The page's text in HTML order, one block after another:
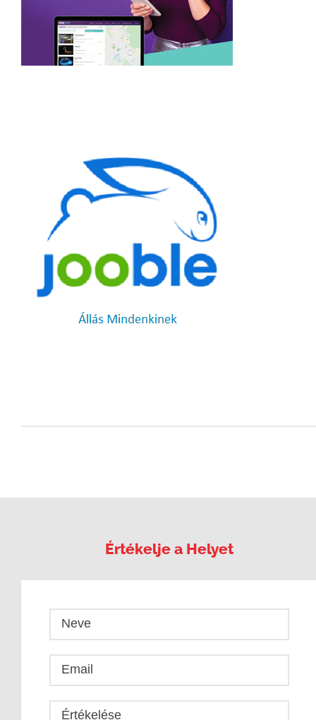
Értékelje a Helyet
Neve
Email
Értékelése